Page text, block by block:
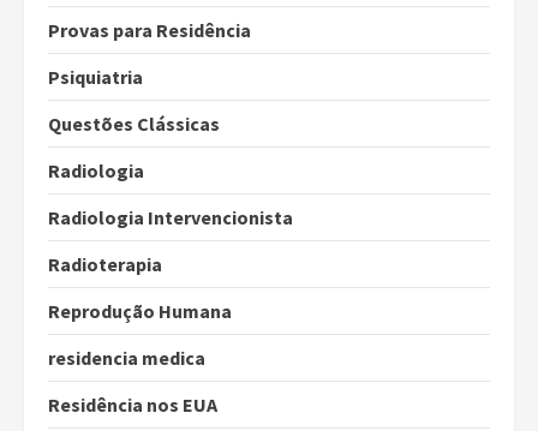
Provas para Residência
Psiquiatria
Questões Clássicas
Radiologia
Radiologia Intervencionista
Radioterapia
Reprodução Humana
residencia medica
Residência nos EUA